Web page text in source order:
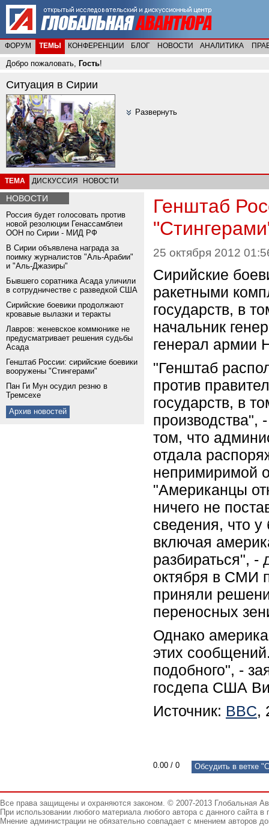
ФОРУМ ТЕМЫ КОНФЕРЕНЦИИ БЛОГ НОВОСТИ АНАЛИТИКА
Добро пожаловать, Гость!
Ситуация в Сирии
Развернуть
ТЕМА ДИСКУССИЯ НОВОСТИ
НОВОСТИ
Россия будет голосовать против
новой резолюции Генассамблеи
ООН по Сирии - МИД РФ
В Сирии объявлена награда за
поимку журналистов "Аль-Арабии"
и "Аль-Джазиры"
Бывшего соратника Асада уличили
в сотрудничестве с разведкой США
Сирийские боевики продолжают
кровавые вылазки и теракты
Лавров: женевское коммюнике не
предусматривает решения судьбы
Асада
Генштаб России: сирийские боевики
вооружены "Стингерами"
Пан Ги Мун осудил резню в
Тремсехе
Архив новостей
Генштаб
25 октября 2012
Сирийские
ракетными
государств, в
начальник
генерал армии
"Генштаб
против
государств, в
том, что
отдала
непримиримой
"Американцы
ничего не
сведения, что
включая
разбираться", -
октября в СМИ
приняли
переносных
Однако
этих
подобного", -
госдепа США
Источник: BBC,
0.00 / 0 Обсудить в ветке
Все права защищены и охраняются законом. © 2007-2013 Глобальная
При использовании любого материала любого автора с данного сайта
Мнение администрации не обязательно совпадает с мнением авторов